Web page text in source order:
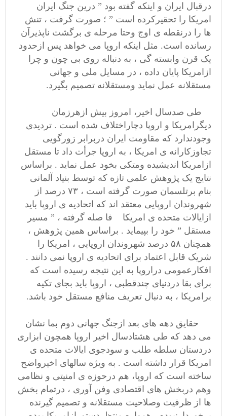
درقبال ایران و اینکه گفته بود ” درین جنگ ایران
امریکا را تحقیرکرده است ” ؛ صورت گرفت ، تنش
ها را درنقطه ی اوج وحتا مرحله ی برگشت ناپذیرآن
رسانده است. مثل اینکه اروپا می خواهد پس ازحدود
یک قرن وابسته گی ، به دنباله روی بی چون و چرا
ازامریکا پایان داده ، در مسایل ملی و جهانی
مستقلانه عمل نماید ومستقلانه تصمیم بگیرد.
طی صدسال اخیر، امروز بیش ازهرزمان
دیگرامریکا و اروپا دچاراختلاف شده است . تردیدی
وجودندارد که مقاومت ایران دربرابر زورگویی
تجاوزکارانه ی امریکا ، به اروپا جرأت داد تا مستقل
ازامریکا اندیشیده ومتکی بخود عمل نماید . براساس
نتایج یک پژوهش علمی تازه که توسط بنیاد آلمانی
بنام برتلسمان صورت گرفته است ، ۷۳ درصد از
شهروندان اروپایی معتقد اند که اتحادیه ی اروپا باید
ازایالات متحده ی امریکا فا صله گرفته ، ” مسیر
مستقل ” خود را بپیماید . براساس همین پژوهش ،
همچنان ۵۸ درصد شهروندان اروپایی ، امریکا را
شریک قابل اعتماد برای اتحادیه ی اروپا نمی دانند .
افکارعمومی دراروپا به این نتیجه رسیده است که
برای بقا دردنیای چندقطبی ، اروپا باید بجای تکیه
برامریکا ، به دنبال تعریف منافع مستقل خود باشد.
حقایق دهه های بعد ازجنگ جهانی دوم بما نشان
می دهد که طی هشتادسال اخیر اروپا همچون ابزاری
دردستان سلطه طلب و سودجوی ایالات متحده ی
امریکا قرار داشته است . به ویژه سالهای اخیرواضح
ساخته است که اروپا، هم درحوزه ی امنیتی و نظامی
وهم دربخش های اقتصادی وفن آوری ، درتمام بخش
ها از ظرفیت وصلاحیت مستقلانه و تصمیم گیرنده